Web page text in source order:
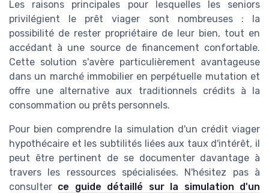
Les raisons principales pour lesquelles les seniors
privilégient le prêt viager sont nombreuses : la
possibilité de rester propriétaire de leur bien, tout en
accédant à une source de financement confortable.
Cette solution s'avère particulièrement avantageuse
dans un marché immobilier en perpétuelle mutation et
offre une alternative aux traditionnels crédits à la
consommation ou prêts personnels.
Pour bien comprendre la simulation d'un crédit viager
hypothécaire et les subtilités liées aux taux d'intérêt, il
peut être pertinent de se documenter davantage à
travers les ressources spécialisées. N'hésitez pas à
consulter ce guide détaillé sur la simulation d'un